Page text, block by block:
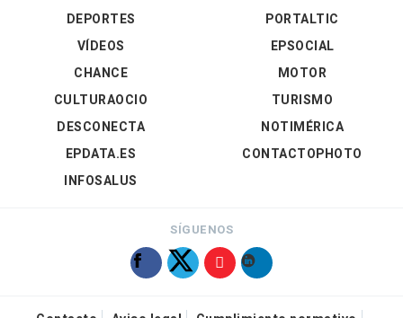
DEPORTES
VÍDEOS
PORTALTIC
EPSOCIAL
CHANCE
CULTURAOCIO
DESCONECTA
EPDATA.ES
INFOSALUS
MOTOR
TURISMO
NOTIMÉRICA
CONTACTOPHOTO
SÍGUENOS